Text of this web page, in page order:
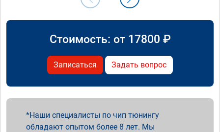
Стоимость: от 17800 ₽
Записаться Задать вопрос
Наши специалисты по чип тюнингу
обладают опытом более 8 лет. Мы